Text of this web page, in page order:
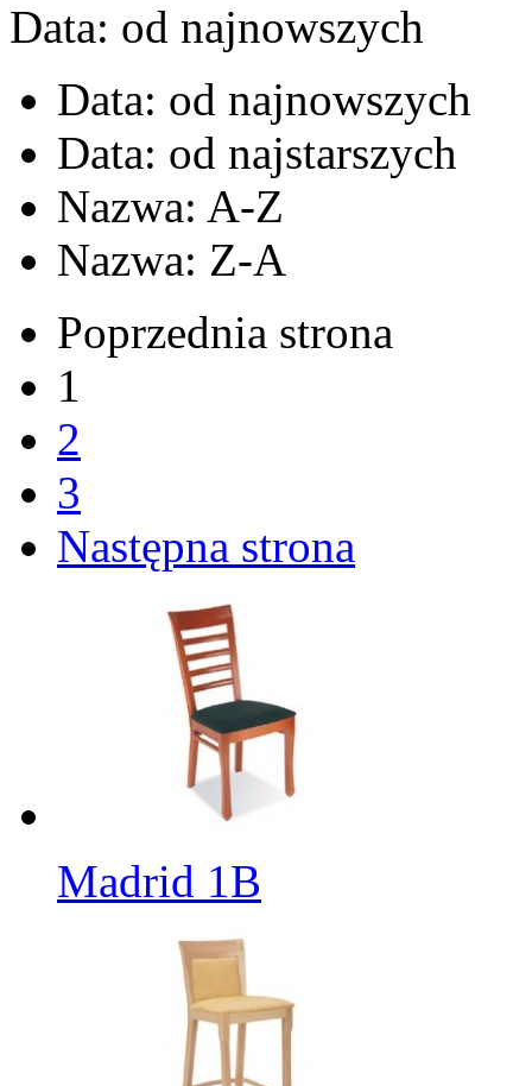
Data: od najnowszych
Data: od najnowszych
Data: od najstarszych
Nazwa: A-Z
Nazwa: Z-A
Poprzednia strona
1
2
3
Następna strona
Madrid 1B